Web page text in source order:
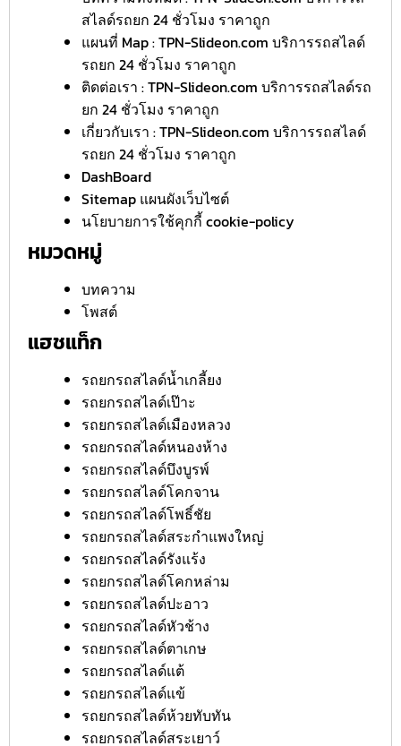
สไลด์รถยก 24 ชั่วโมง ราคาถูก
แผนที่ Map : TPN-Slideon.com บริการรถสไลด์
รถยก 24 ชั่วโมง ราคาถูก
ติดต่อเรา : TPN-Slideon.com บริการรถสไลด์รถ
ยก 24 ชั่วโมง ราคาถูก
เกี่ยวกับเรา : TPN-Slideon.com บริการรถสไลด์
รถยก 24 ชั่วโมง ราคาถูก
DashBoard
Sitemap แผนผังเว็บไซต์
นโยบายการใช้คุกกี้ cookie-policy
หมวดหมู่
บทความ
โพสต์
แฮชแท็ก
รถยกรถสไลด์น้ำเกลี้ยง
รถยกรถสไลด์เป๊าะ
รถยกรถสไลด์เมืองหลวง
รถยกรถสไลด์หนองห้าง
รถยกรถสไลด์บึงบูรพ์
รถยกรถสไลด์โคกจาน
รถยกรถสไลด์โพธิ์ชัย
รถยกรถสไลด์สระกำแพงใหญ่
รถยกรถสไลด์รังแร้ง
รถยกรถสไลด์โคกหล่าม
รถยกรถสไลด์ปะอาว
รถยกรถสไลด์หัวช้าง
รถยกรถสไลด์ตาเกษ
รถยกรถสไลด์แต้
รถยกรถสไลด์แข้
รถยกรถสไลด์ห้วยทับทัน
รถยกรถสไลด์สระเยาว์